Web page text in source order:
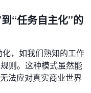
“任务自主化”的
，如我们熟知的工作
则。这种模式虽然能
法应对真实商业世界